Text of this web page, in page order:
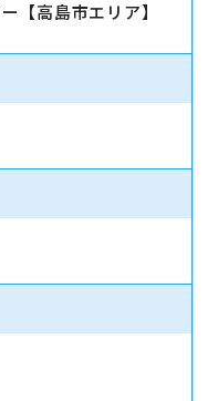
【高島市エリア】